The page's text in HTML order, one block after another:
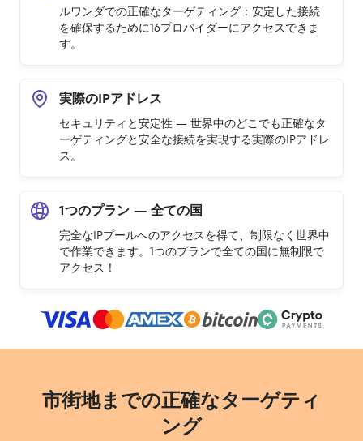
ルワンダでの正確なターゲティング：安定した接続
を確保するために16プロバイダーにアクセスできま
す。
実際のIPアドレス
セキュリティと安定性 — 世界中のどこでも正確なタ
ーゲティングと安全な接続を実現する実際のIPアドレ
ス。
1つのプラン — 全ての国
完全なIPプールへのアクセスを得て、制限なく世界中
で作業できます。1つのプランで全ての国に無制限で
アクセス！
市街地までの正確なターゲティ
ング